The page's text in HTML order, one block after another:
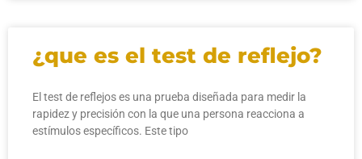
¿que es el test de reflejo?
El test de reflejos es una prueba diseñada para medir la
rapidez y precisión con la que una persona reacciona a
estímulos específicos. Este tipo